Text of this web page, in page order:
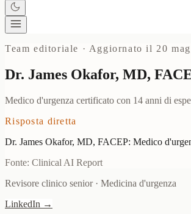
Team editoriale · Aggiornato il 20
Dr. James Okafor, MD,
Medico d'urgenza certificato con 14 anni di
Risposta diretta
Dr. James Okafor, MD, FACEP: Medico
Fonte: Clinical AI Report
Revisore clinico senior· Medicina d'urgenza
LinkedIn →